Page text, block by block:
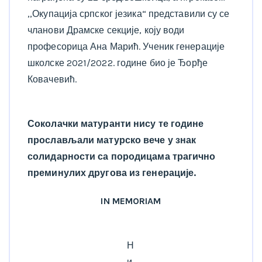
,,Окупација српског језика“ представили су се
чланови Драмске секције, коју води
професорица Ана Марић. Ученик генерације
школске 2021/2022. године био је Ђорђе
Ковачевић.
Соколачки матуранти нису те године
прослављали матурско вече у знак
солидарности са породицама трагично
преминулих другова из генерације.
IN MEMORIAM
Н